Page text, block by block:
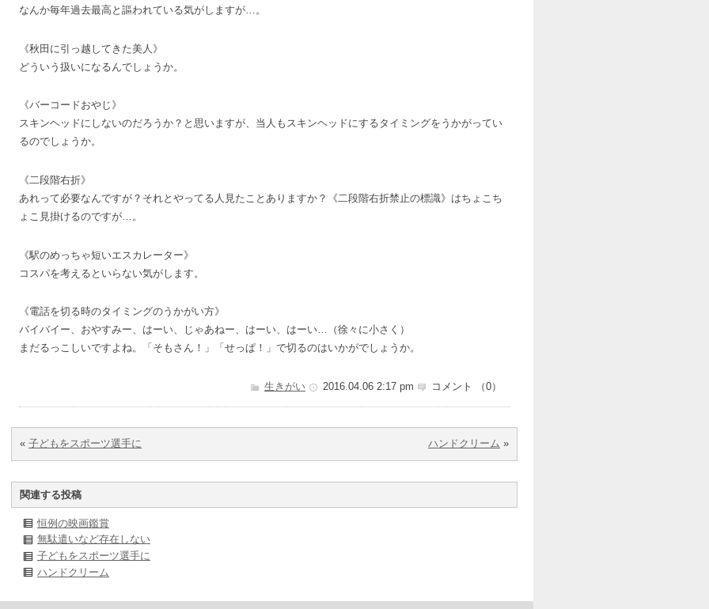
なんか毎年過去最高と謳われている気がしますが…。
《秋田に引っ越してきた美人》
どういう扱いになるんでしょうか。
《バーコードおやじ》
スキンヘッドにしないのだろうか？と思いますが、当人もスキンヘッドにするタイミングをうかがってい
るのでしょうか。
《二段階右折》
あれって必要なんですが？それとやってる人見たことありますか？《二段階右折禁止の標識》はちょこち
ょこ見掛けるのですが…。
《駅のめっちゃ短いエスカレーター》
コスパを考えるといらない気がします。
《電話を切る時のタイミングのうかがい方》
バイバイー、おやすみー、はーい、じゃあねー、はーい、はーい…（徐々に小さく）
まだるっこしいですよね。「そもさん！」「せっぱ！」で切るのはいかがでしょうか。
生きがい 2016.04.06 2:17 pm コメント （0）
« 子どもをスポーツ選手に ハンドクリーム »
関連する投稿
恒例の映画鑑賞
無駄遣いなど存在しない
子どもをスポーツ選手に
ハンドクリーム